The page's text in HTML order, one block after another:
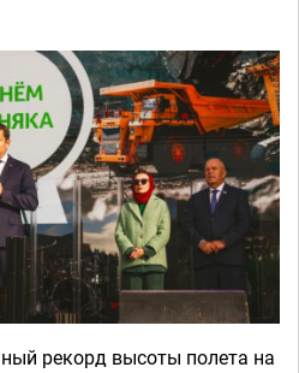
рекорд высоты полета на